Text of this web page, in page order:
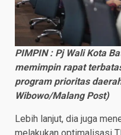
PIMPIN : Pj Wali Kota
memimpin rapat
program prioritas
Wibowo/Malang Post)
Lebih lanjut, dia juga